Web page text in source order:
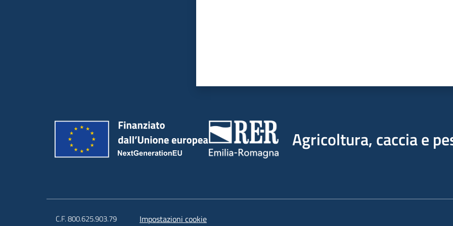
Agricoltura, caccia e
C.F. 800.625.903.79 Impostazioni cookie